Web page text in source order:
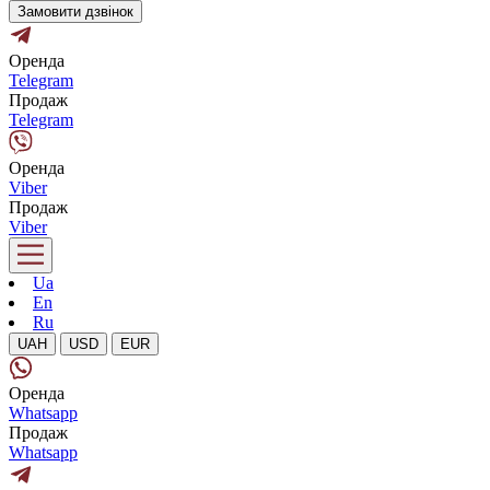
Замовити дзвінок
Оренда
Telegram
Продаж
Telegram
Оренда
Viber
Продаж
Viber
Ua
En
Ru
UAH USD EUR
Оренда
Whatsapp
Продаж
Whatsapp